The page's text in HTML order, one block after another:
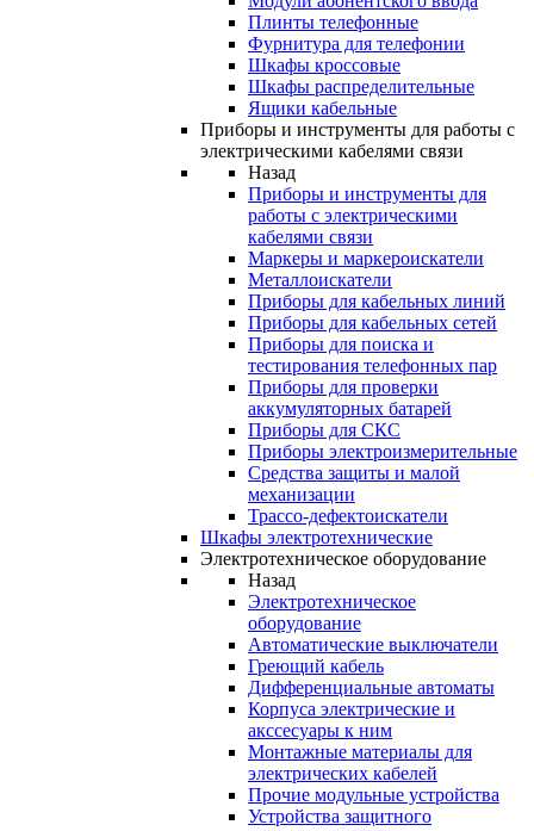
Плинты телефонные
Фурнитура для телефонии
Шкафы кроссовые
Шкафы распределительные
Ящики кабельные
Приборы и инструменты для работы с
электрическими кабелями связи
Назад
Приборы и инструменты для
работы с электрическими
кабелями связи
Маркеры и маркероискатели
Металлоискатели
Приборы для кабельных линий
Приборы для кабельных сетей
Приборы для поиска и
тестирования телефонных пар
Приборы для проверки
аккумуляторных батарей
Приборы для СКС
Приборы электроизмерительные
Средства защиты и малой
механизации
Трассо-дефектоискатели
Шкафы электротехнические
Электротехническое оборудование
Назад
Электротехническое
оборудование
Автоматические выключатели
Греющий кабель
Дифференциальные автоматы
Корпуса электрические и
акссесуары к ним
Монтажные материалы для
электрических кабелей
Прочие модульные устройства
Устройства защитного